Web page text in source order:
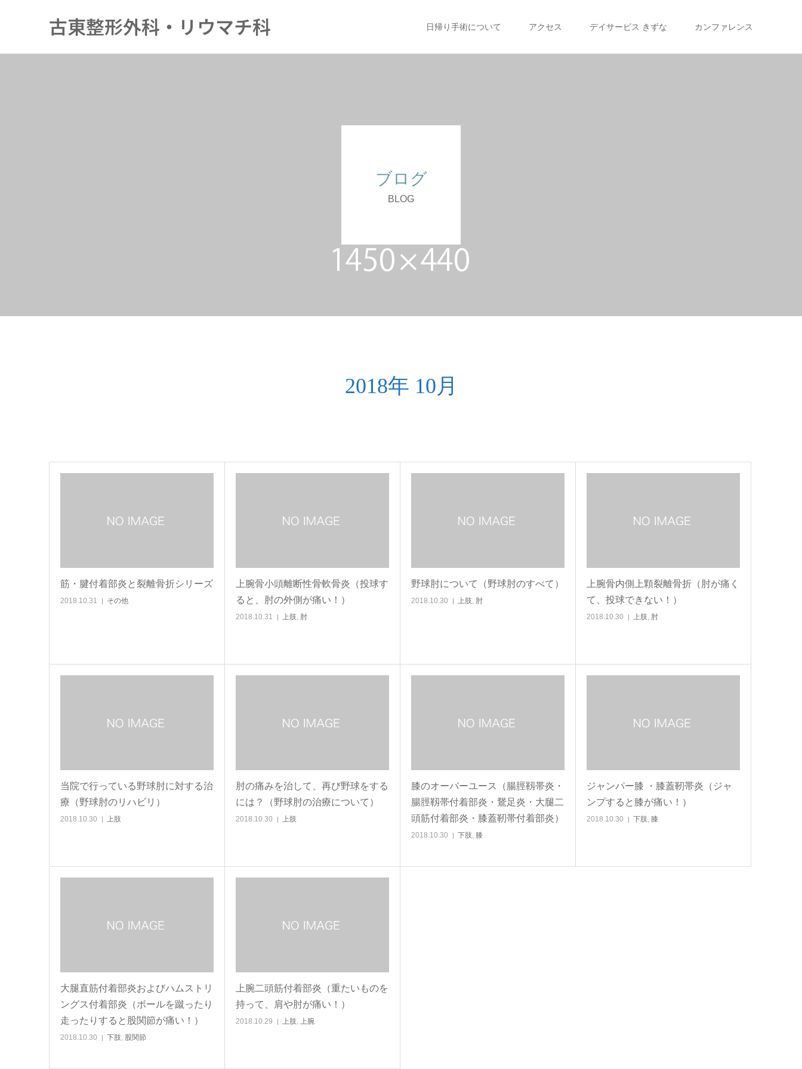
古東整形外科・リウマチ科 日帰り手術について アクセス デイサービス きずな カンファレンス
ブログ
BLOG
2018年 10月
筋・腱付着部炎と裂離骨折シリーズ
2018.10.31 その他
上腕骨小頭離断性骨軟骨炎（投球す
ると、肘の外側が痛い！）
2018.10.31 上肢, 肘
野球肘について（野球肘のすべて）
2018.10.30 上肢, 肘
上腕骨内側上顆裂離骨折（肘が痛く
て、投球できない！）
2018.10.30 上肢, 肘
当院で行っている野球肘に対する治
療（野球肘のリハビリ）
2018.10.30 上肢
肘の痛みを治して、再び野球をする
には？（野球肘の治療について）
2018.10.30 上肢
膝のオーバーユース（腸脛靱帯炎・
腸脛靱帯付着部炎・鵞足炎・大腿二
頭筋付着部炎・膝蓋靭帯付着部炎）
2018.10.30 下肢, 膝
ジャンパー膝 ・膝蓋靭帯炎（ジャ
ンプすると膝が痛い！）
2018.10.30 下肢, 膝
大腿直筋付着部炎およびハムストリ
ングス付着部炎（ボールを蹴ったり
走ったりすると股関節が痛い！）
2018.10.30 下肢, 股関節
上腕二頭筋付着部炎（重たいものを
持って、肩や肘が痛い！）
2018.10.29 上肢, 上腕